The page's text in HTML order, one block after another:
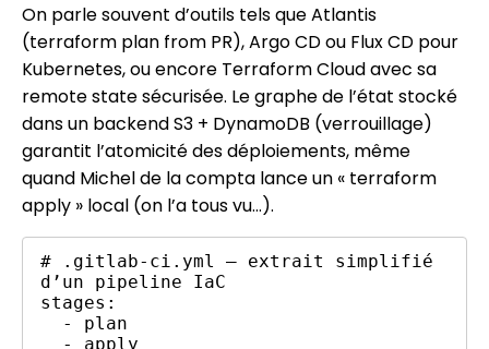
On parle souvent d’outils tels que Atlantis
(terraform plan from PR), Argo CD ou Flux CD pour
Kubernetes, ou encore Terraform Cloud avec sa
remote state sécurisée. Le graphe de l’état stocké
dans un backend S3 + DynamoDB (verrouillage)
garantit l’atomicité des déploiements, même
quand Michel de la compta lance un « terraform
apply » local (on l’a tous vu…).
# .gitlab-ci.yml – extrait simplifié
d’un pipeline IaC
stages: